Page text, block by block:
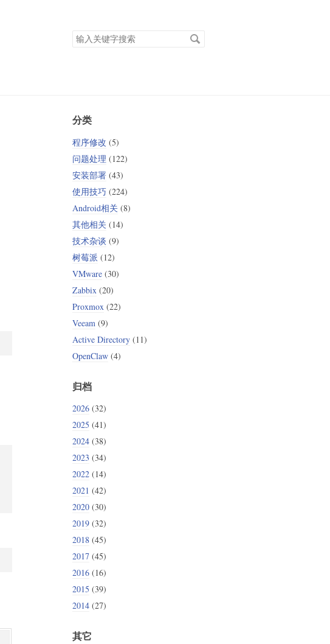
搜
索
分类
程序修改 (5)
问题处理 (122)
安装部署(43)
使用技巧(224)
Android相关(8)
其他相关(14)
技术杂谈 (9)
树莓派 (12)
VMware(30)
Zabbix (20)
Proxmox (22)
Veeam (9)
Active Directory(11)
OpenClaw(4)
归档
2026(32)
2025 (41)
2024(38)
2023 (34)
2022(14)
2021 (42)
2020(30)
2019(32)
2018(45)
2017(45)
2016(16)
2015 (39)
2014(27)
其它